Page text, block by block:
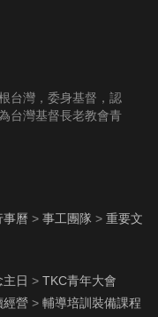
台灣，委身基督，認
台灣基督長老教會青
事曆 > 事工團隊 > 重要文
主日 > TKC青年大會
經營 > 輔導培訓裝備課程